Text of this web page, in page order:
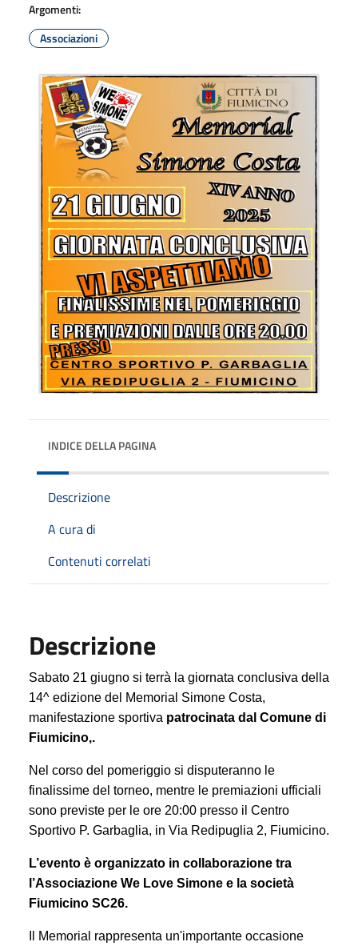
Argomenti:
Associazioni
INDICE DELLA PAGINA
Descrizione
A cura di
Contenuti correlati
Descrizione
Sabato 21 giugno si terrà la giornata conclusiva della
14^ edizione del Memorial Simone Costa,
manifestazione sportiva patrocinata dal Comune di
Fiumicino,.
Nel corso del pomeriggio si disputeranno le
finalissime del torneo, mentre le premiazioni ufficiali
sono previste per le ore 20:00 presso il Centro
Sportivo P. Garbaglia, in Via Redipuglia 2, Fiumicino.
L’evento è organizzato in collaborazione tra
l’Associazione We Love Simone e la società
Fiumicino SC26.
Il Memorial rappresenta un'importante occasione